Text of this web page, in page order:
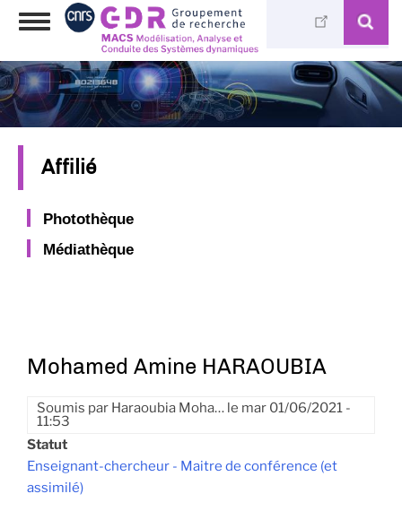
Aller
principal
Toggle
Affilié
Photothèque
Médiathèque
Mohamed Amine HARAOUBIA
Soumis par Haraoubia Moha… le mar 01/06/2021 -
11:53
Statut
Enseignant-chercheur - Maitre de conférence (et
assimilé)